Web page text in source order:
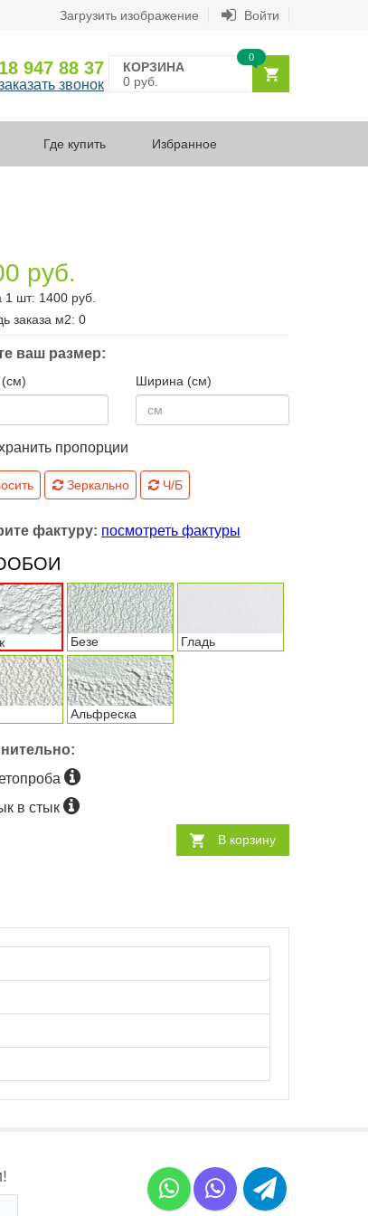
Загрузить изображение Войти
947 88 37
звонок
КОРЗИНА
0 руб.
0
Где купить Избранное
руб.
1 шт: 1400 руб.
заказа м2: 0
ваш размер:
Ширина (см)
пропорции
Зеркально Ч/Б
фактуру: посмотреть фактуры
Безе Гладь
Альфреска
в стык
В корзину